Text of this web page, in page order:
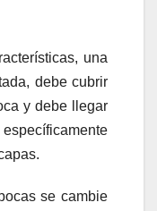
una
debe cubrir
y debe llegar
se cambie